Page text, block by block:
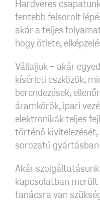
Hardveres
fentebb felsorolt
akár a teljes
hogy ötlete,
Vállaljuk - akár
kísérleti eszközök,
berendezések,
áramkörök, ipari
elektronikák teljes
történő kivitelezését,
sorozatú
Akár
kapcsolatban merült
tanácsra van